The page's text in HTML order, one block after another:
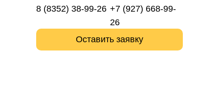
+7 (927) 668-99-
26
8 (8352) 38-99-26
Оставить заявку